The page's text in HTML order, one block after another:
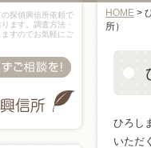
ひろし
いただ
探偵興信所依頼で
ます。調査方法・
すのでお気軽にご
HOME >
所）